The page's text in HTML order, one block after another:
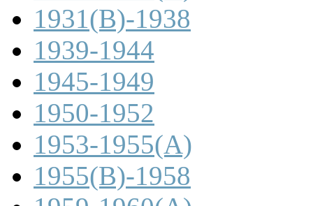
1931(B)-1938
1939-1944
1945-1949
1950-1952
1953-1955(A)
1955(B)-1958